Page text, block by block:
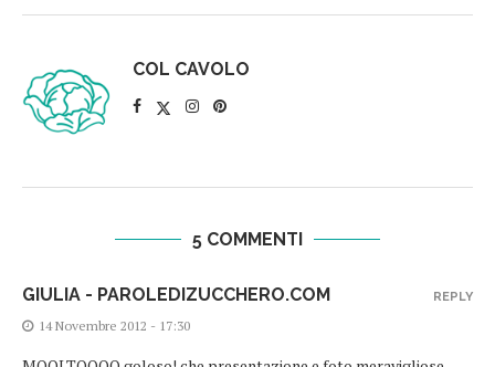
COL CAVOLO
5 COMMENTI
GIULIA - PAROLEDIZUCCHERO.COM
14 Novembre 2012 - 17:30
REPLY